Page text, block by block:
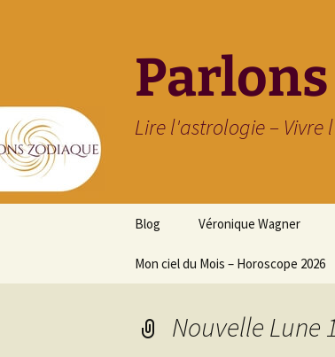
Lire l'astrologie – Vivre
contenu
Blog Véronique Wagner
Mon ciel du Mois – Horoscope 2026
Nouvelle Lune